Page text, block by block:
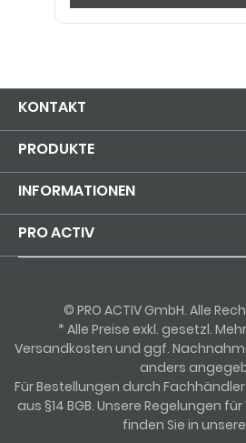
KONTAKT
PRODUKTE
INFORMATIONEN
PRO ACTIV
© PRO ACTIV GmbH. Alle
* Alle Preise exkl. gesetzl.
Versandkosten und ggf.
anders
Für Bestellungen durch
aus §14 BGB. Unsere Regelungen
finden Sie in